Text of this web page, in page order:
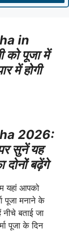
in
को पूजा में
में होगी
2026:
सुनें यह
दोनों बढ़ेंगे
यहां आपको
पूजा मनाने के
बताई जा
पूजा के दिन